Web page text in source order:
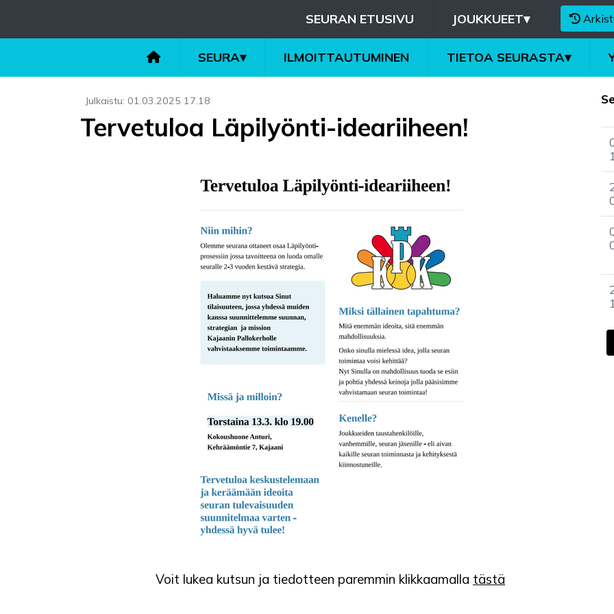
SEURAN ETUSIVU JOUKKUEET▾
SEURA▾ ILMOITTAUTUMINEN TIETOA SEURASTA▾
Julkaistu: 01.03.2025 17.18
Tervetuloa Läpilyönti-ideariiheen!
Voit lukea kutsun ja tiedotteen paremmin klikkaamalla tästä